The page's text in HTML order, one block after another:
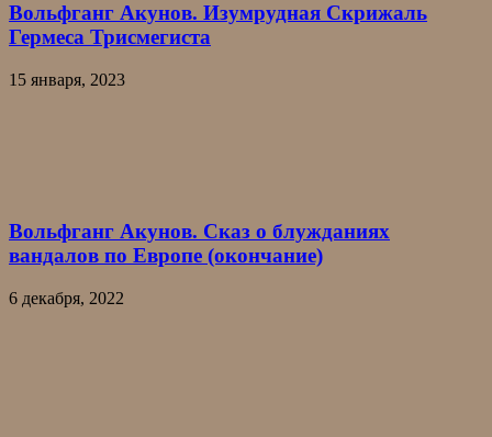
Вольфганг Акунов. Изумрудная Скрижаль
Гермеса Трисмегиста
15 января, 2023
Вольфганг Акунов. Сказ о блужданиях
вандалов по Европе (окончание)
6 декабря, 2022